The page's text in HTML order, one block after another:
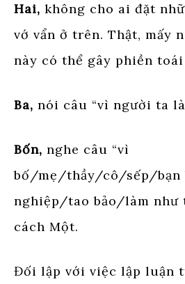
Hai, không cho ai đặt
vớ vẩn ở trên. Thật, mấy
này có thể gây phiền toái
Ba, nói câu “vì người ta
Bốn, nghe câu “vì
bố/mẹ/thầy/cô/sếp/bạn
nghiệp/tao bảo/làm như
cách Một.
Đối lập với việc lập luận